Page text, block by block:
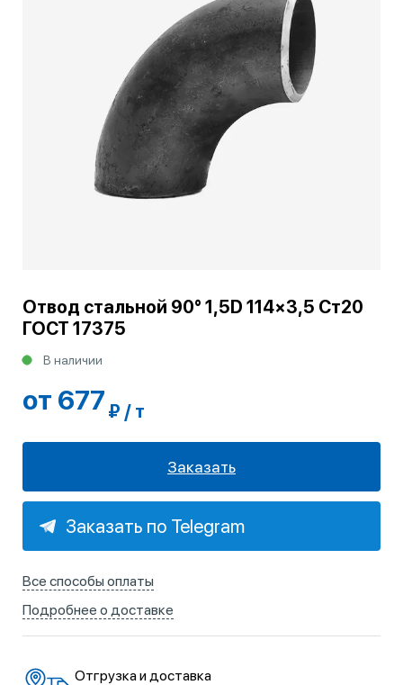
Отвод стальной 90° 1,5D 114×3,5 Ст20
ГОСТ 17375
В наличии
от 677 ₽ / т
Заказать
Заказать по Telegram
Все способы оплаты
Подробнее о доставке
Отгрузка и доставка